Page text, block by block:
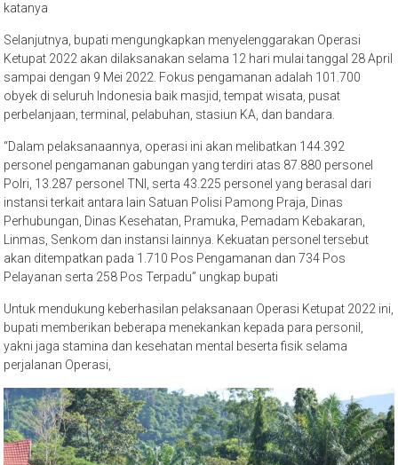
katanya
Selanjutnya, bupati mengungkapkan menyelenggarakan Operasi
Ketupat 2022 akan dilaksanakan selama 12 hari mulai tanggal 28 April
sampai dengan 9 Mei 2022. Fokus pengamanan adalah 101.700
obyek di seluruh Indonesia baik masjid, tempat wisata, pusat
perbelanjaan, terminal, pelabuhan, stasiun KA, dan bandara.
“Dalam pelaksanaannya, operasi ini akan melibatkan 144.392
personel pengamanan gabungan yang terdiri atas 87.880 personel
Polri, 13.287 personel TNI, serta 43.225 personel yang berasal dari
instansi terkait antara lain Satuan Polisi Pamong Praja, Dinas
Perhubungan, Dinas Kesehatan, Pramuka, Pemadam Kebakaran,
Linmas, Senkom dan instansi lainnya. Kekuatan personel tersebut
akan ditempatkan pada 1.710 Pos Pengamanan dan 734 Pos
Pelayanan serta 258 Pos Terpadu” ungkap bupati
Untuk mendukung keberhasilan pelaksanaan Operasi Ketupat 2022 ini,
bupati memberikan beberapa menekankan kepada para personil,
yakni jaga stamina dan kesehatan mental beserta fisik selama
perjalanan Operasi,